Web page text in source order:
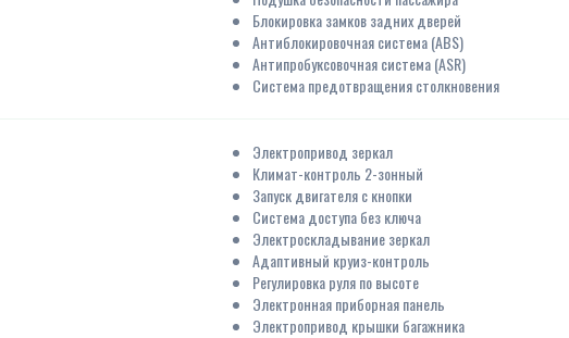
Блокировка замков задних дверей
Антиблокировочная система (ABS)
Антипробуксовочная система (ASR)
Система предотвращения столкновения
Электропривод зеркал
Климат-контроль 2-зонный
Запуск двигателя с кнопки
Система доступа без ключа
Электроскладывание зеркал
Адаптивный круиз-контроль
Регулировка руля по высоте
Электронная приборная панель
Электропривод крышки багажника